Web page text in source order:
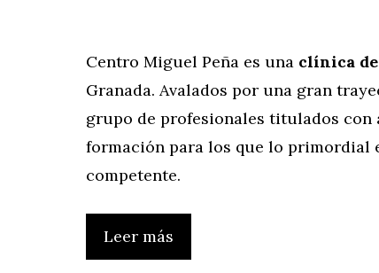
Centro Miguel Peña es una clínica
Granada. Avalados por una gran
grupo de profesionales titulados
formación para los que lo primordial
competente.
Leer más